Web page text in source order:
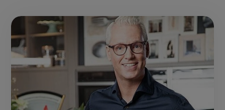
pagina
Facebook
(opent
in
nieuw
venster,
pagina
WhatsApp
(opent
in
nieuw
venster,
of
this